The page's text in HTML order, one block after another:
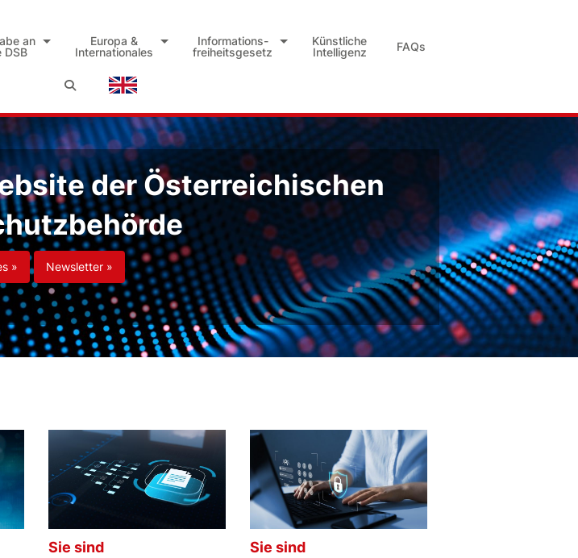
an
DSB
Europa &
Internationales
Informations-
freiheitsgesetz
Künstliche
Intelligenz
FAQs
der Österreichischen
» Newsletter »
Sie sind
Sie sind